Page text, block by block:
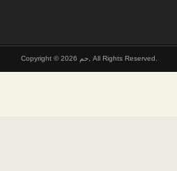
Copyright © 2026 حم, All Rights Reserved.